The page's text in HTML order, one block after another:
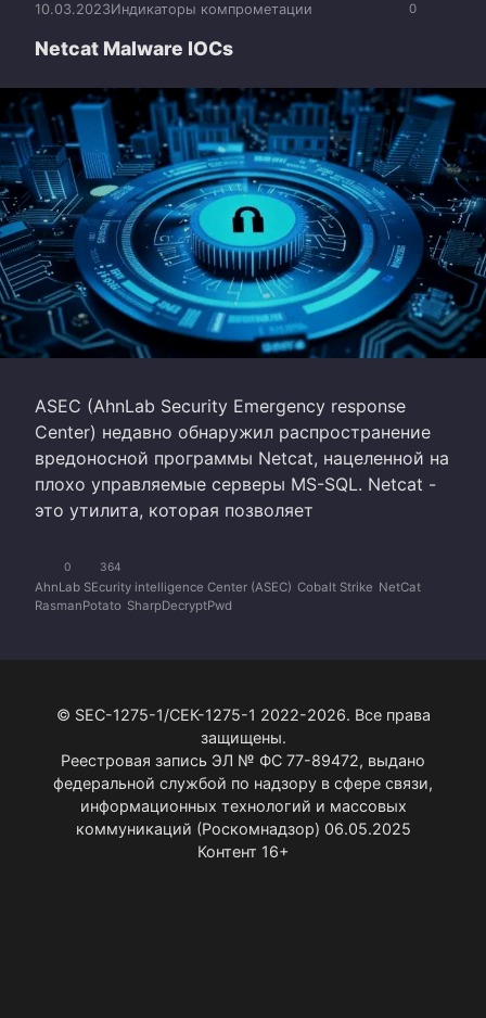
0
10.03.2023Индикаторы компрометации
Netcat Malware IOCs
ASEC (AhnLab Security Emergency response
Center) недавно обнаружил распространение
вредоносной программы Netcat, нацеленной на
плохо управляемые серверы MS-SQL. Netcat -
это утилита, которая позволяет
0 364
AhnLab SEcurity intelligence Center (ASEC) Cobalt Strike NetCat
RasmanPotato SharpDecryptPwd
© SEC-1275-1/СЕК-1275-1 2022-2026. Все права
защищены.
Реестровая запись ЭЛ № ФС 77-89472, выдано
федеральной службой по надзору в сфере связи,
информационных технологий и массовых
коммуникаций (Роскомнадзор) 06.05.2025
Контент 16+